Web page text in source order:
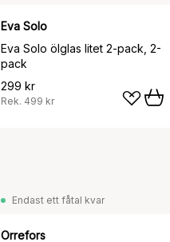
Eva Solo
Eva Solo ölglas litet 2-pack, 2-
pack
299 kr
Rek. 499 kr
Endast ett fåtal kvar
Orrefors